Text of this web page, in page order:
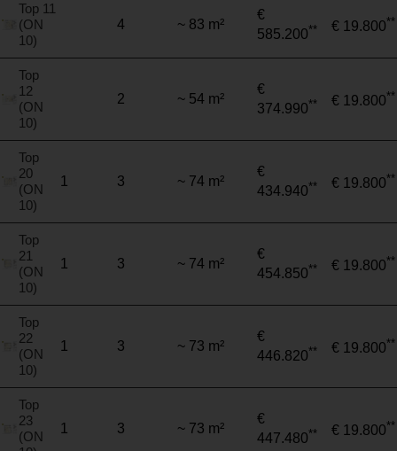
Top 11
(ON
10)
4 ~ 83 m²
€
585.200** € 19.800**
Top
12
(ON
10)
2 ~ 54 m²
€
374.990** € 19.800**
Top
20
(ON
10)
1 3 ~ 74 m²
€
434.940** € 19.800**
Top
21
(ON
10)
1 3 ~ 74 m²
€
454.850** € 19.800**
Top
22
(ON
10)
1 3 ~ 73 m²
€
446.820** € 19.800**
Top
23
(ON
1 3 ~ 73 m²
€
447.480** € 19.800**